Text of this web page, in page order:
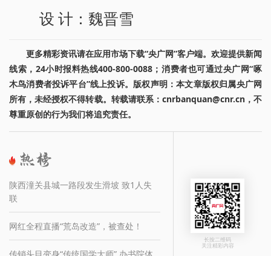
设 计：魏晋雪
更多精彩资讯请在应用市场下载“央广网”客户端。欢迎提供新闻
线索，24小时报料热线400-800-0088；消费者也可通过央广网“啄
木鸟消费者投诉平台”线上投诉。版权声明：本文章版权归属央广网
所有，未经授权不得转载。转载请联系：cnrbanquan@cnr.cn，不
尊重原创的行为我们将追究责任。
陕西潼关县城一路段发生滑坡 致1人失
联
网红全程直播“荒岛改造”，被查处！
长按二维码
关注精彩内容